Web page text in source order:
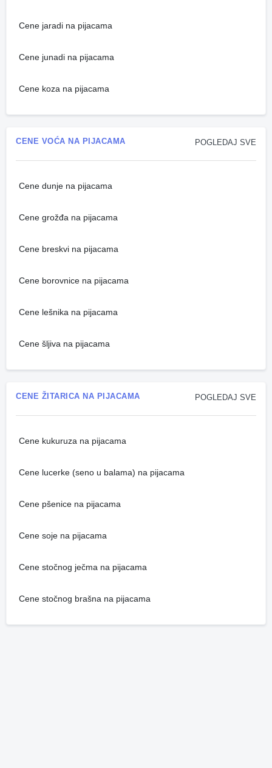
Cene jaradi na pijacama
Cene junadi na pijacama
Cene koza na pijacama
POGLEDAJ SVE
CENE VOĆA NA PIJACAMA
Cene dunje na pijacama
Cene grožđa na pijacama
Cene breskvi na pijacama
Cene borovnice na pijacama
Cene lešnika na pijacama
Cene šljiva na pijacama
POGLEDAJ SVE
CENE ŽITARICA NA PIJACAMA
Cene kukuruza na pijacama
Cene lucerke (seno u balama) na pijacama
Cene pšenice na pijacama
Cene soje na pijacama
Cene stočnog ječma na pijacama
Cene stočnog brašna na pijacama